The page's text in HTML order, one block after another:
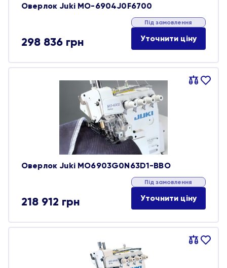
Оверлок Juki MO-6904J0F6700
298 836 грн
Під замовлення
Уточнити ціну
Порівняти
В
Оверлок Juki MO6903G0N63D1-BBO
218 912 грн
Під замовлення
Уточнити ціну
Порівняти
В